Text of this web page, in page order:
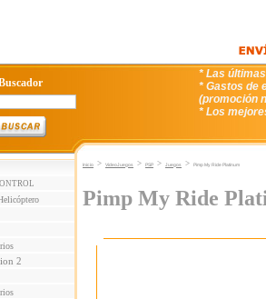
* Las
* Gastos de
(promoción
* Los
2
Inicio > VideoJuegos > PSP > Juegos > Pimp My Ride Platinum
Pimp My Ride